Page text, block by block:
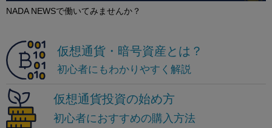
NADA NEWSで働いてみませんか？